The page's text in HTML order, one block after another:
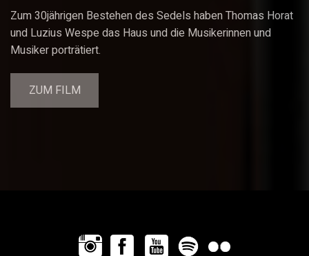
Zum 30jährigen Bestehen des Sedels haben Thomas Horat
und Luzius Wespe das Haus und die Musikerinnen und
Musiker porträtiert.
ZUM FILM